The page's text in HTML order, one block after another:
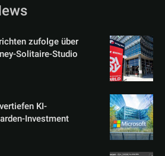
zufolge über
Solitaire-Studio
KI-
Investment